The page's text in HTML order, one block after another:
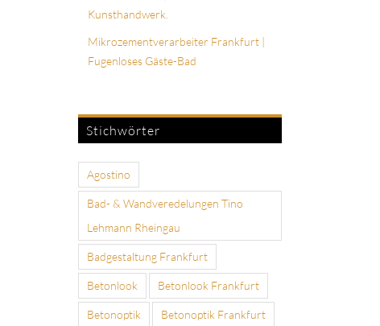
Kunsthandwerk.
Mikrozementverarbeiter Frankfurt |
Fugenloses Gäste-Bad
Stichwörter
Agostino
Bad- & Wandveredelungen Tino
Lehmann Rheingau
Badgestaltung Frankfurt
Betonlook Betonlook Frankfurt
Betonoptik Betonoptik Frankfurt